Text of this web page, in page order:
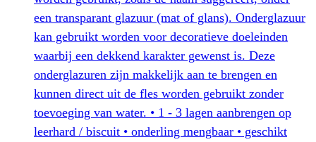
een transparant glazuur (mat of glans). Onderglazuur
kan gebruikt worden voor decoratieve doeleinden
waarbij een dekkend karakter gewenst is. Deze
onderglazuren zijn makkelijk aan te brengen en
kunnen direct uit de fles worden gebruikt zonder
toevoeging van water. • 1 - 3 lagen aanbrengen op
leerhard / biscuit • onderling mengbaar • geschikt